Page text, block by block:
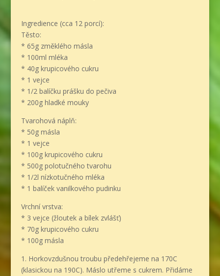
Ingredience (cca 12 porcí):
Těsto:
* 65g změklého másla
* 100ml mléka
* 40g krupicového cukru
* 1 vejce
* 1/2 balíčku prášku do pečiva
* 200g hladké mouky
Tvarohová náplň:
* 50g másla
* 1 vejce
* 100g krupicového cukru
* 500g polotučného tvarohu
* 1/2l nízkotučného mléka
* 1 balíček vanilkového pudinku
Vrchní vrstva:
* 3 vejce (žloutek a bílek zvlášť)
* 70g krupicového cukru
* 100g másla
1. Horkovzdušnou troubu předehřejeme na 170C
(klasickou na 190C). Máslo utřeme s cukrem. Přidáme